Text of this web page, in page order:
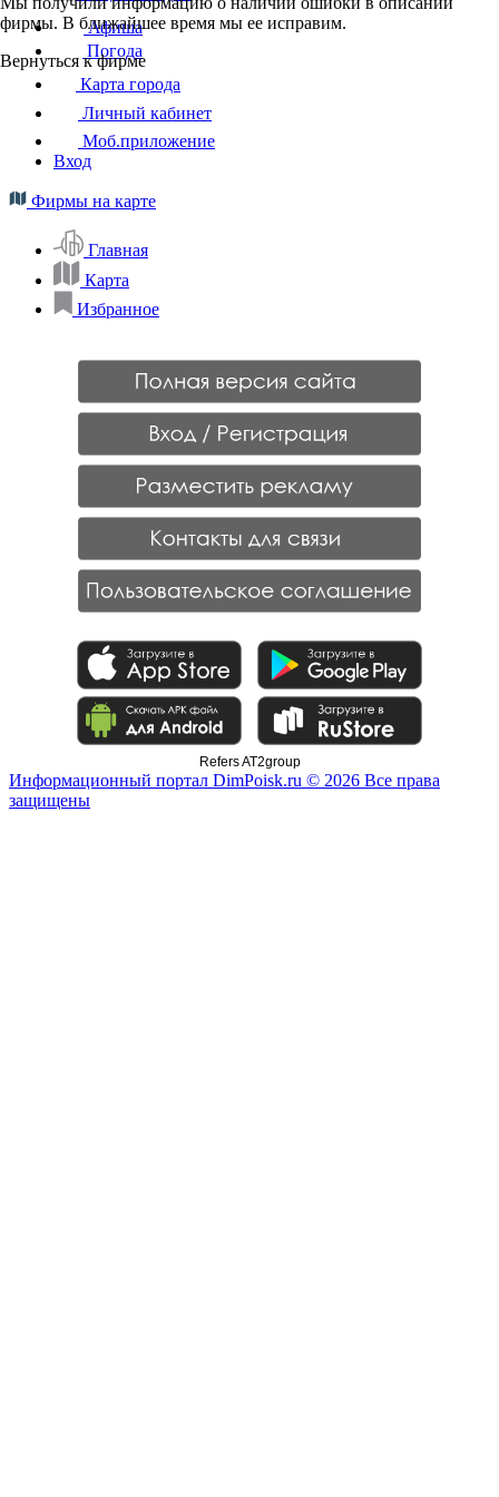
фирмы. В ближайшее время мы ее исправим.
Вернуться к фирме
Афиша
Погода
Карта города
Личный кабинет
Моб.приложение
Вход
Фирмы на карте
Главная
Карта
Избранное
Refers AT2group
Информационный портал DimPoisk.ru © 2026 Все права
защищены